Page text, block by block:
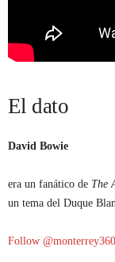
El dato
David Bowie
era un fanático de The
un tema del Duque
Follow @monterrey360